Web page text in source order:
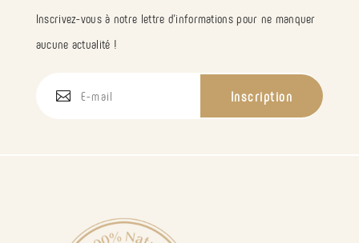
Inscrivez-vous à notre lettre d’informations pour ne manquer
aucune actualité !
Inscription